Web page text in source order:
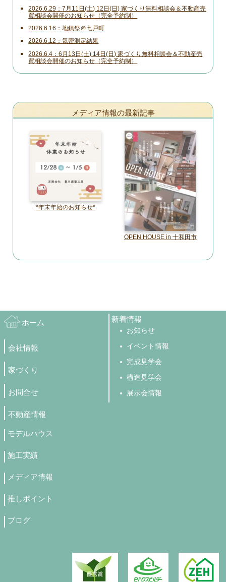
2026.6.29
7月11日(土) 12日(日) 家づくり無料相談会＆不動産売
買相談会開催のお知らせ（完全予約制）
2026.6.16 地鎮祭＠七戸町
2026.6.12 気密測定結果
2026.6.4
6月13日(土) 14日(日) 家づくり無料相談会＆不動産売
買相談会開催のお知らせ（完全予約制）
メディア情報の最新記事
*年末年始のお知らせ*
OPEN HOUSE in 十和田市
ホーム
会社情報
家づくり
お問合せ
不動産情報
新着情報
お知らせ
イベント情報
完成見学会
構造見学会
展示会情報
モデルハウス
施工実績
メディア情報
推しポイント
ブログ